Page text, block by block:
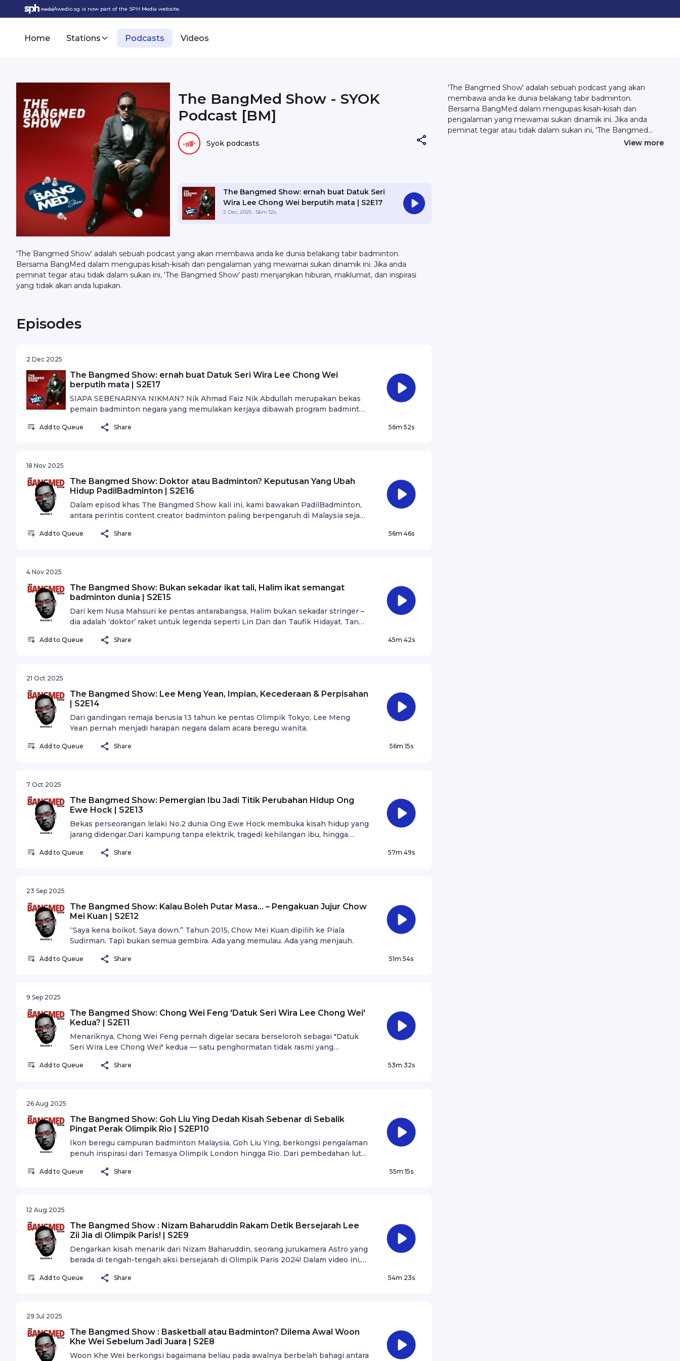
Awedio.sg is now part of the SPH Media website.
Home Stations Podcasts Videos
The BangMed Show - SYOK
Podcast [BM]
Syok podcasts
The Bangmed Show: ernah buat Datuk Seri
Wira Lee Chong Wei berputih mata | S2E17
2 Dec, 2025 · 56m 52s
'The Bangmed Show' adalah sebuah podcast yang akan membawa anda ke dunia belakang tabir badminton.
Bersama BangMed dalam mengupas kisah-kisah dan pengalaman yang mewarnai sukan dinamik ini. Jika anda
peminat tegar atau tidak dalam sukan ini, 'The Bangmed Show' pasti menjanjikan hiburan, maklumat, dan inspirasi
yang tidak akan anda lupakan.
Episodes
2 Dec 2025
The Bangmed Show: ernah buat Datuk Seri Wira Lee Chong Wei
berputih mata | S2E17
SIAPA SEBENARNYA NIKMAN? Nik Ahmad Faiz Nik Abdullah merupakan bekas
pemain badminton negara yang memulakan kerjaya dibawah program badminton
Add to Queue Share 56m 52s
18 Nov 2025
The Bangmed Show: Doktor atau Badminton? Keputusan Yang Ubah
Hidup PadilBadminton | S2E16
Dalam episod khas The Bangmed Show kali ini, kami bawakan PadilBadminton,
antara perintis content creator badminton paling berpengaruh di Malaysia sejak
ditempuhi, serta detik paling bermakna dalam kerjayanya.
Add to Queue Share 56m 46s
4 Nov 2025
The Bangmed Show: Bukan sekadar ikat tali, Halim ikat semangat
badminton dunia | S2E15
Dari kem Nusa Mahsuri ke pentas antarabangsa, Halim bukan sekadar stringer –
dia adalah ‘doktor’ raket untuk legenda seperti Lin Dan dan Taufik Hidayat. Tanpa
pakar.
Add to Queue Share 45m 42s
21 Oct 2025
The Bangmed Show: Lee Meng Yean, Impian, Kecederaan & Perpisahan
| S2E14
Dari gandingan remaja berusia 13 tahun ke pentas Olimpik Tokyo, Lee Meng
Yean pernah menjadi harapan negara dalam acara beregu wanita.
Add to Queue Share 56m 15s
7 Oct 2025
The Bangmed Show: Pemergian Ibu Jadi Titik Perubahan Hidup Ong
Ewe Hock | S2E13
Bekas perseorangan lelaki No.2 dunia Ong Ewe Hock membuka kisah hidup yang
jarang didengar.Dari kampung tanpa elektrik, tragedi kehilangan ibu, hingga
bangun seorang jaguh badminton Malaysia.
Add to Queue Share 57m 49s
23 Sep 2025
The Bangmed Show: Kalau Boleh Putar Masa… – Pengakuan Jujur Chow
Mei Kuan | S2E12
“Saya kena boikot. Saya down.” Tahun 2015, Chow Mei Kuan dipilih ke Piala
Sudirman. Tapi bukan semua gembira. Ada yang memulau. Ada yang menjauh.
Add to Queue Share 51m 54s
9 Sep 2025
The Bangmed Show: Chong Wei Feng 'Datuk Seri Wira Lee Chong Wei'
Kedua? | S2E11
Menariknya, Chong Wei Feng pernah digelar secara berseloroh sebagai "Datuk
Seri Wira Lee Chong Wei" kedua — satu penghormatan tidak rasmi yang
Add to Queue Share 53m 32s
26 Aug 2025
The Bangmed Show: Goh Liu Ying Dedah Kisah Sebenar di Sebalik
Pingat Perak Olimpik Rio | S2EP10
Ikon beregu campuran badminton Malaysia, Goh Liu Ying, berkongsi pengalaman
penuh inspirasi dari Temasya Olimpik London hingga Rio. Dari pembedahan lutut
Liu Ying buka cerita sebenar — tekanan mental, cabaran fizikal, dan semangat
Add to Queue Share 55m 15s
12 Aug 2025
The Bangmed Show : Nizam Baharuddin Rakam Detik Bersejarah Lee
Zii Jia di Olimpik Paris! | S2E9
Dengarkan kisah menarik dari Nizam Baharuddin, seorang jurukamera Astro yang
berada di tengah-tengah aksi bersejarah di Olimpik Paris 2024! Dalam video ini,
apabila jaguh badminton negara, Lee Zii Jia, berjaya merangkul pingat gangsa
Add to Queue Share 54m 23s
29 Jul 2025
The Bangmed Show : Basketball atau Badminton? Dilema Awal Woon
Khe Wei Sebelum Jadi Juara | S2E8
Woon Khe Wei berkongsi bagaimana beliau pada awalnya berbelah bahagi antara
'The Bangmed Show' adalah sebuah podcast yang akan
membawa anda ke dunia belakang tabir badminton.
Bersama BangMed dalam mengupas kisah-kisah dan
pengalaman yang mewarnai sukan dinamik ini. Jika anda
peminat tegar atau tidak dalam sukan ini, 'The Bangmed
Show' pasti menjanjikan hiburan, maklumat, dan inspirasi
View more